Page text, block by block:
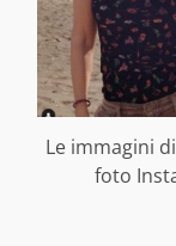
Le immagini
foto